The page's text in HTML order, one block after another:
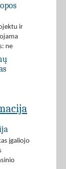
ir
ne
įgaliojo